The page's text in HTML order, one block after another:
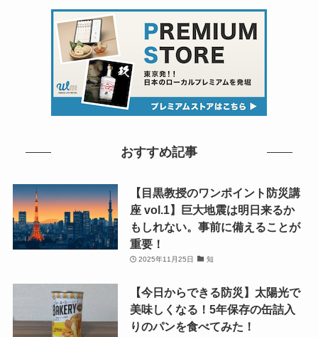
おすすめ記事
【目黒教授のワンポイント防災講
座 vol.1】巨大地震は明日来るか
もしれない。事前に備えることが
重要！
2025年11月25日 知
【今日からできる防災】太陽光で
美味しくなる！5年保存の缶詰入
りのパンを食べてみた！